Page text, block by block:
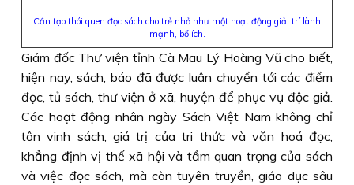
Cần tạo thói quen đọc sách cho trẻ nhỏ như một hoạt động giải trí lành
mạnh, bổ ích.
Giám đốc Thư viện tỉnh Cà Mau Lý Hoàng Vũ cho biết,
hiện nay, sách, báo đã được luân chuyển tới các điểm
đọc, tủ sách, thư viện ở xã, huyện để phục vụ độc giả.
Các hoạt động nhân ngày Sách Việt Nam không chỉ
tôn vinh sách, giá trị của tri thức và văn hoá đọc,
khẳng định vị thế xã hội và tầm quan trọng của sách
và việc đọc sách, mà còn tuyên truyền, giáo dục sâu